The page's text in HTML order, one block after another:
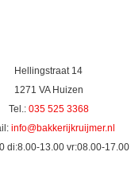
Hellingstraat 14
1271 VA Huizen
Tel.: 035 525 3368
info@bakkerijkruijmer.nl
di:8.00-13.00 vr:08.00-